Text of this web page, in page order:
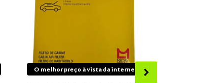
O melhor preço à vista da internet